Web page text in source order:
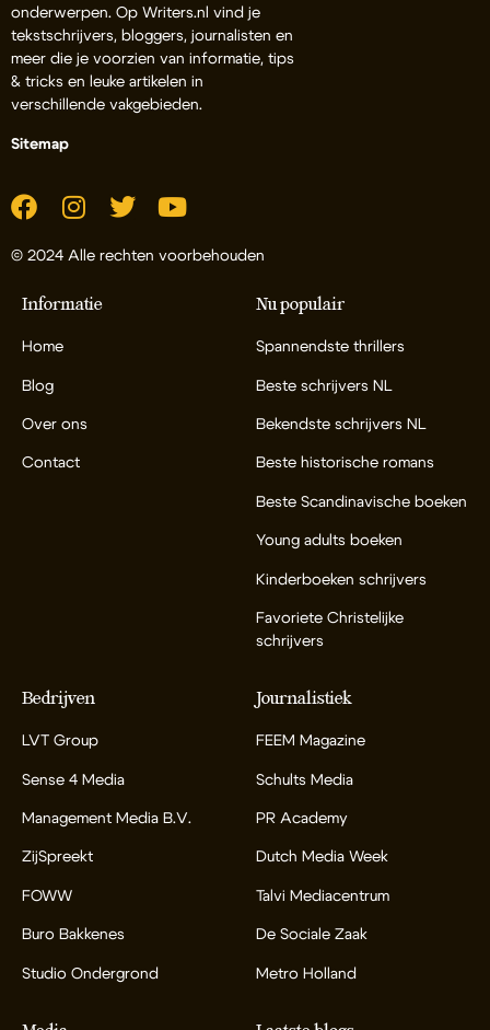
onderwerpen. Op Writers.nl vind je
tekstschrijvers, bloggers, journalisten en
meer die je voorzien van informatie, tips
& tricks en leuke artikelen in
verschillende vakgebieden.
Sitemap
© 2024 Alle rechten voorbehouden
Informatie
Home
Blog
Over ons
Contact
Nu populair
Spannendste thrillers
Beste schrijvers NL
Bekendste schrijvers NL
Beste historische romans
Beste Scandinavische boeken
Young adults boeken
Kinderboeken schrijvers
Favoriete Christelijke
schrijvers
Bedrijven
LVT Group
Sense 4 Media
Management Media B.V.
ZijSpreekt
FOWW
Buro Bakkenes
Studio Ondergrond
Journalistiek
FEEM Magazine
Schults Media
PR Academy
Dutch Media Week
Talvi Mediacentrum
De Sociale Zaak
Metro Holland